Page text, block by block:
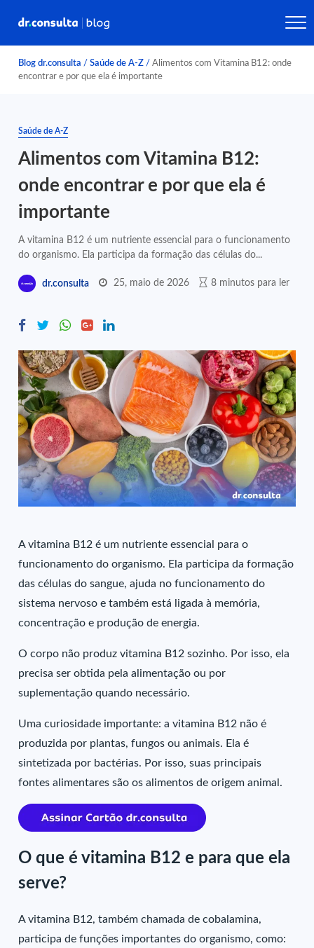
Blog dr.consulta / Saúde de A-Z / Alimentos com Vitamina B12: onde
encontrar e por que ela é importante
Saúde de A-Z
Alimentos com Vitamina B12:
onde encontrar e por que ela é
importante
A vitamina B12 é um nutriente essencial para o funcionamento
do organismo. Ela participa da formação das células do...
dr.consulta 25, maio de 2026 8 minutos para ler
A vitamina B12 é um nutriente essencial para o
funcionamento do organismo. Ela participa da formação
das células do sangue, ajuda no funcionamento do
sistema nervoso e também está ligada à memória,
concentração e produção de energia.
O corpo não produz vitamina B12 sozinho. Por isso, ela
precisa ser obtida pela alimentação ou por
suplementação quando necessário.
Uma curiosidade importante: a vitamina B12 não é
produzida por plantas, fungos ou animais. Ela é
sintetizada por bactérias. Por isso, suas principais
fontes alimentares são os alimentos de origem animal.
O que é vitamina B12 e para que ela
serve?
A vitamina B12, também chamada de cobalamina,
participa de funções importantes do organismo, como: